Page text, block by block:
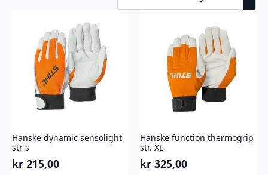
Hanske dynamic sensolight
str s
kr 215,00
Hanske function thermogrip
str. XL
kr 325,00